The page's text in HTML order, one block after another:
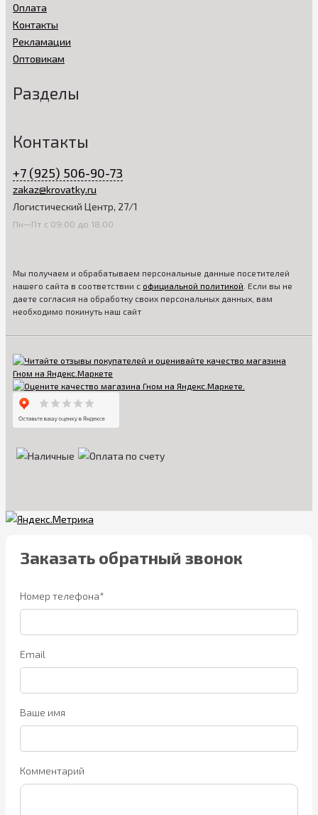
Оплата
Контакты
Рекламации
Оптовикам
Разделы
Контакты
+7 (925) 506-90-73
zakaz@krovatky.ru
Логистический Центр, 27/1
Пн—Пт с 09:00 до 18:00
Мы получаем и обрабатываем персональные данные посетителей
нашего сайта в соответствии с официальной политикой . Если вы не
даете согласия на обработку своих персональных данных, вам
необходимо покинуть наш сайт
Заказать обратный звонок
Номер телефона*
Email
Ваше имя
Комментарий